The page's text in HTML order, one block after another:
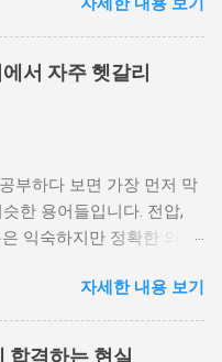
에서는 직렬과 병렬 회로에
되는지, 그리고 시험에서
지 함께 정리해보겠습니
란? 직렬회로는 저항들이
니다. 이 경우 전류는 하
. 예시 문제 R1 = 2Ω, R2 =
👉 R = 2 + 3 = 5Ω 저항의
로는 여러 갈래로 나뉘어
R = 1/R1 + 1/R2 + 1/R3 + ...
수 형태로 계산해야 합니
R2 = 2Ω일 때: 👉 1/R =
서 자주 헷갈리
부하다 보면 가장 먼저 막
한 용어들입니다. 전압,
익숙하지만 정확한 의미
가장 많이 헷갈리는 전기
수 있도록 정리해보겠습
류(A) 전압은 전기를 흐르
자세한 내용 보기
합격하는 현실